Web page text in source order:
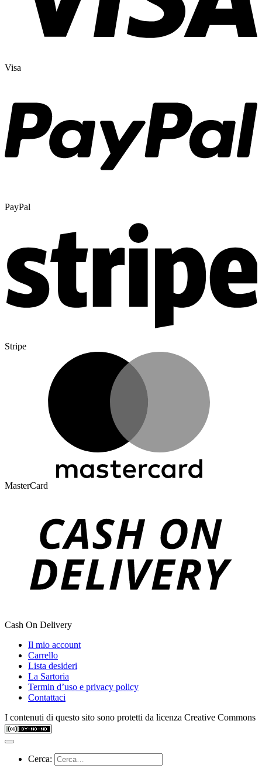
Visa
PayPal
Stripe
MasterCard
Cash On Delivery
Il mio account
Carrello
Lista desideri
La Sartoria
Termin d’uso e privacy policy
Contattaci
I contenuti di questo sito sono protetti da licenza Creative Commons
Cerca: